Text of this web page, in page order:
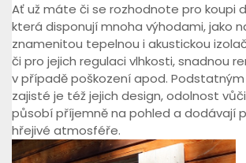
Ať už máte či se rozhodnote pro koupi
která disponují mnoha výhodami, jako
znamenitou tepelnou i akustickou
či pro jejich regulaci vlhkosti, snadnou
v případě poškození apod.
zajisté je též jejich design, odolnost
působí příjemně na pohled a dodávají
hřejivé atmosféře.